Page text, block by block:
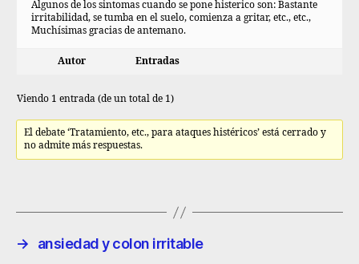
Algunos de los sintomas cuando se pone histerico son: Bastante
irritabilidad, se tumba en el suelo, comienza a gritar, etc., etc.,
Muchísimas gracias de antemano.
Autor Entradas
Viendo 1 entrada (de un total de 1)
El debate ‘Tratamiento, etc., para ataques histéricos’ está cerrado y
no admite más respuestas.
→ ansiedad y colon irritable